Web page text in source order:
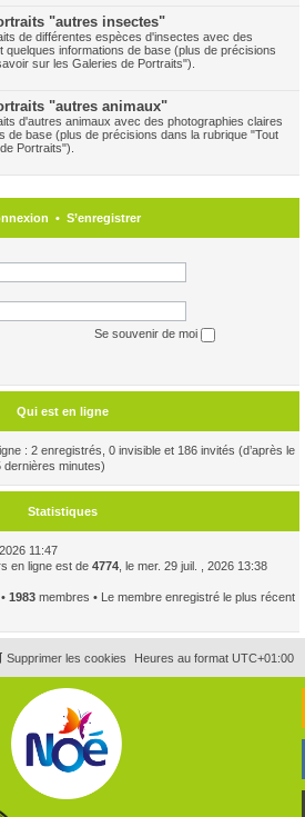
"autres insectes"
de différentes espèces d'insectes avec des
quelques informations de base (plus de précisions
sur les Galeries de Portraits").
"autres animaux"
d'autres animaux avec des photographies claires
de base (plus de précisions dans la rubrique "Tout
Portraits").
• S’enregistrer
Se souvenir de moi
Qui est en ligne
: 2 enregistrés, 0 invisible et 186 invités (d’après le
dernières minutes)
Statistiques
11:47
en ligne est de 4774 , le mer. 29 juil. , 2026 13:38
1983 membres • Le membre enregistré le plus récent
Heures au format UTC+01:00
Supprimer les cookies